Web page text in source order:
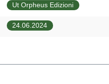
Ut Orpheus Edizioni
24.06.2024